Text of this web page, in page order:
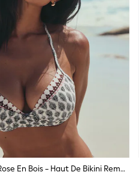
Cream/block Rose En Bois - Haut De Bikini Rembourré Plongeant Avec Armatures Rembourré